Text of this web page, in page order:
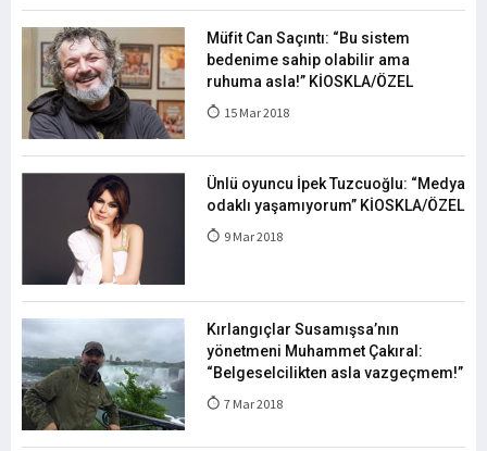
Müfit Can Saçıntı: “Bu sistem
bedenime sahip olabilir ama
ruhuma asla!” KİOSKLA/ÖZEL
15 Mar 2018
Ünlü oyuncu İpek Tuzcuoğlu: “Medya
odaklı yaşamıyorum” KİOSKLA/ÖZEL
9 Mar 2018
Kırlangıçlar Susamışsa’nın
yönetmeni Muhammet Çakıral:
“Belgeselcilikten asla vazgeçmem!”
7 Mar 2018